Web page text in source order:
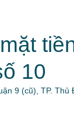
10
9 (cũ), TP. Thủ